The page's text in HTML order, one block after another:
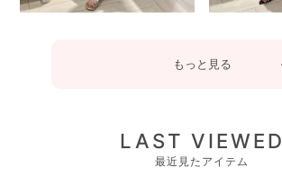
もっと見る
LAST VIEWED
最近見たアイテム